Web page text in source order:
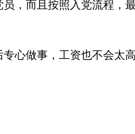
，而且按照入党流程，
心做事，工资也不会太